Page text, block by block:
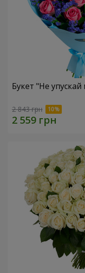
Букет "Не упускай
2 843 грн